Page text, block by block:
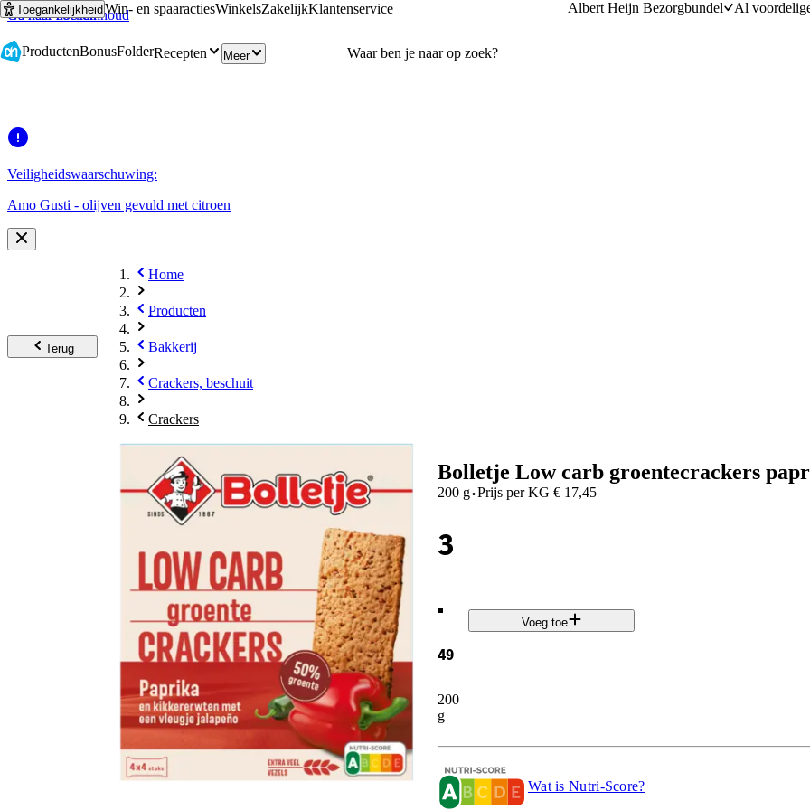
Ga naar hoofdinhoud
Ga naar zoeken
ToegankelijkheidWin- en spaaractiesWinkelsZakelijkKlantenservice Albert Heijn Bezorgbundel Al
ProductenBonusFolderRecepten Meer
Veiligheidswaarschuwing:
Amo Gusti - olijven gevuld met citroen
Terug
Home
Producten
Bakkerij
Crackers, beschuit
Crackers
Bolletje Low carb groentecrackers
200 g·Prijs per KG € 17,45
3
.
49
200
g
Voeg toe
Wat is Nutri-Score?